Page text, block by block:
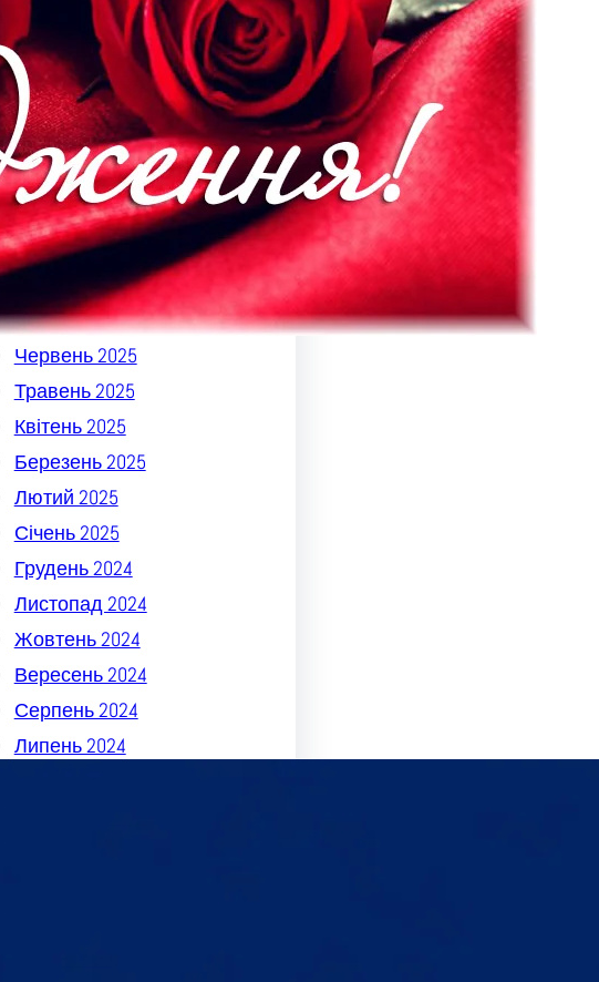
Березень 2026
Лютий 2026
Січень 2026
Грудень 2025
Листопад 2025
Жовтень 2025
Вересень 2025
Серпень 2025
Липень 2025
Червень 2025
Травень 2025
Квітень 2025
Березень 2025
Лютий 2025
Січень 2025
Грудень 2024
Листопад 2024
Жовтень 2024
Вересень 2024
Серпень 2024
Липень 2024